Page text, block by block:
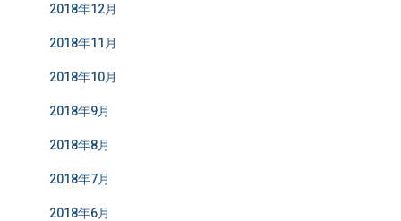
2018年12月
2018年11月
2018年10月
2018年9月
2018年8月
2018年7月
2018年6月